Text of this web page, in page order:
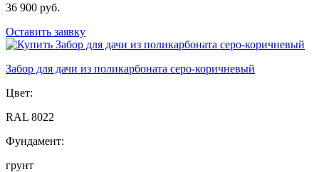
36 900 руб.
Оставить заявку
Забор для дачи из поликарбоната серо-коричневый
Цвет:
RAL 8022
Фундамент:
грунт